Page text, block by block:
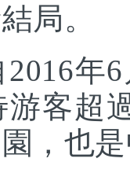
局。
年6
游客超
，也